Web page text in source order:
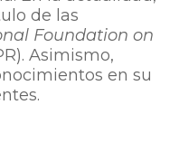
de las
Foundation on
Asimismo,
en su